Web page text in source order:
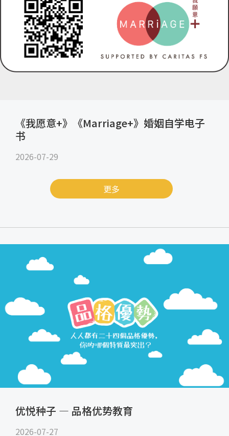
《我愿意+》《Marriage+》婚姻自学电子
书
2026-07-29
更多
优悦种子 — 品格优势教育
2026-07-27